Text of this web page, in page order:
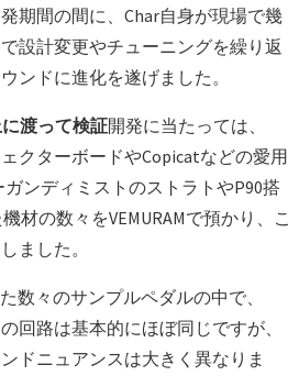
期間の間に、Char自身が現場で幾
設計変更やチューニングを繰り返
ンドに進化を遂げました。
渡って検証開発に当たっては、
クターボードやCopicatなどの愛用
ンディミストのストラトやP90搭
材の数々をVEMURAMで預かり、こ
ました。
数々のサンプルペダルの中で、
回路は基本的にほぼ同じですが、
ドニュアンスは大きく異なりま